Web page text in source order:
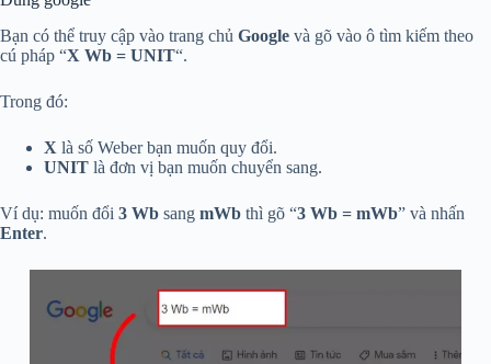
Bạn có thể truy cập vào trang chủ Google và gõ vào ô tìm kiếm theo
cú pháp “X Wb = UNIT“.
Trong đó:
X là số Weber bạn muốn quy đổi.
UNIT là đơn vị bạn muốn chuyển sang.
Ví dụ: muốn đổi 3 Wb sang mWb thì gõ “3 Wb = mWb” và nhấn
Enter.